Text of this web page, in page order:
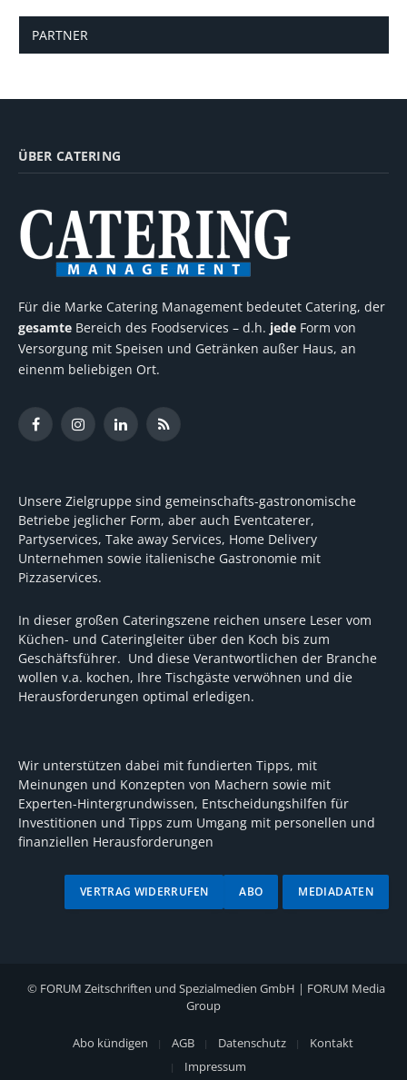
PARTNER
ÜBER CATERING
Für die Marke Catering Management bedeutet Catering, der
gesamte Bereich des Foodservices – d.h. jede Form von
Versorgung mit Speisen und Getränken außer Haus, an
einenm beliebigen Ort.
FacebookInstagramLinkedInRSS
Unsere Zielgruppe sind gemeinschafts-gastronomische
Betriebe jeglicher Form, aber auch Eventcaterer,
Partyservices, Take away Services, Home Delivery
Unternehmen sowie italienische Gastronomie mit
Pizzaservices.
In dieser großen Cateringszene reichen unsere Leser vom
Küchen- und Cateringleiter über den Koch bis zum
Geschäftsführer. Und diese Verantwortlichen der Branche
wollen v.a. kochen, Ihre Tischgäste verwöhnen und die
Herausforderungen optimal erledigen.
Wir unterstützen dabei mit fundierten Tipps, mit
Meinungen und Konzepten von Machern sowie mit
Experten-Hintergrundwissen, Entscheidungshilfen für
Investitionen und Tipps zum Umgang mit personellen und
finanziellen Herausforderungen
MEDIADATEN
ABO
VERTRAG WIDERRUFEN
© FORUM Zeitschriften und Spezialmedien GmbH | FORUM Media
Group
Abo kündigen AGB Datenschutz
Kontakt
Impressum